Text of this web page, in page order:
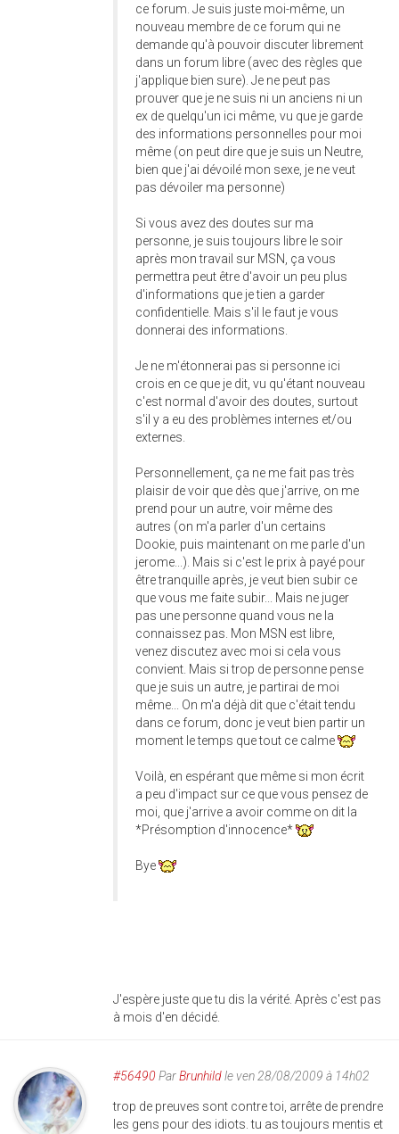
ce forum. Je suis juste moi-même, un
nouveau membre de ce forum qui ne
demande qu'à pouvoir discuter librement
dans un forum libre (avec des règles que
j'applique bien sure). Je ne peut pas
prouver que je ne suis ni un anciens ni un
ex de quelqu'un ici même, vu que je garde
des informations personnelles pour moi
même (on peut dire que je suis un Neutre,
bien que j'ai dévoilé mon sexe, je ne veut
pas dévoiler ma personne)
Si vous avez des doutes sur ma
personne, je suis toujours libre le soir
après mon travail sur MSN, ça vous
permettra peut être d'avoir un peu plus
d'informations que je tien a garder
confidentielle. Mais s'il le faut je vous
donnerai des informations.
Je ne m'étonnerai pas si personne ici
crois en ce que je dit, vu qu'étant nouveau
c'est normal d'avoir des doutes, surtout
s'il y a eu des problèmes internes et/ou
externes.
Personnellement, ça ne me fait pas très
plaisir de voir que dès que j'arrive, on me
prend pour un autre, voir même des
autres (on m'a parler d'un certains
Dookie, puis maintenant on me parle d'un
jerome...). Mais si c'est le prix à payé pour
être tranquille après, je veut bien subir ce
que vous me faite subir... Mais ne juger
pas une personne quand vous ne la
connaissez pas. Mon MSN est libre,
venez discutez avec moi si cela vous
convient. Mais si trop de personne pense
que je suis un autre, je partirai de moi
même... On m'a déjà dit que c'était tendu
dans ce forum, donc je veut bien partir un
moment le temps que tout ce calme
Voilà, en espérant que même si mon écrit
a peu d'impact sur ce que vous pensez de
moi, que j'arrive a avoir comme on dit la
*Présomption d'innocence*
Bye
J'espère juste que tu dis la vérité. Après c'est pas
à mois d'en décidé.
#56490 ParBrunhildle ven 28/08/2009 à 14h02
trop de preuves sont contre toi, arrête de prendre
les gens pour des idiots. tu as toujours mentis et